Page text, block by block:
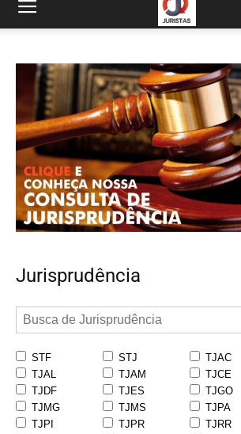
Jurisprudência
STF STJ
TJAC
TJAL
TJAM
TJCE
TJDF
TJES
TJGO
TJMG
TJMS
TJPA
TJPI
TJPR
TJRR